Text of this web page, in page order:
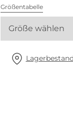
Größentabelle
Größe wählen